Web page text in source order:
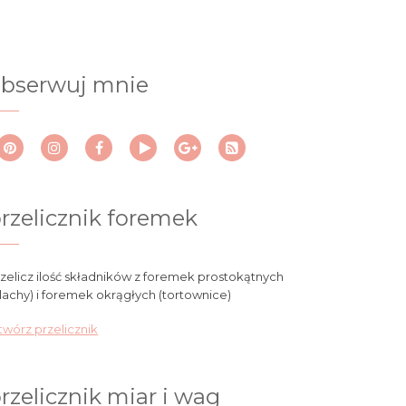
mnie
foremek
ilość składników z foremek prostokątnych
i foremek okrągłych (tortownice)
przelicznik
miar i wag